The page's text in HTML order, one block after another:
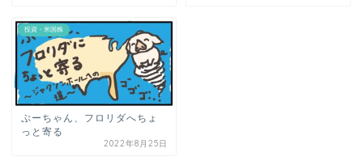
投資・米国株
ぷーちゃん、フロリダへちょ
っと寄る
2022年8月25日